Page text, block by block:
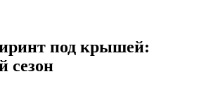
под крышей:
сезон